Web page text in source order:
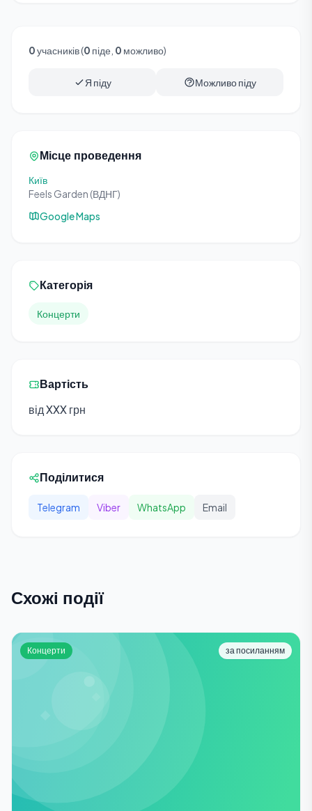
0учасників (0 піде, 0 можливо)
Я піду Можливо піду
Місце проведення
Київ
Feels Garden (ВДНГ)
Google Maps
Категорія
Концерти
Вартість
від XXX грн
Поділитися
Telegram Viber WhatsApp Email
Схожі події
Концерти за посиланням